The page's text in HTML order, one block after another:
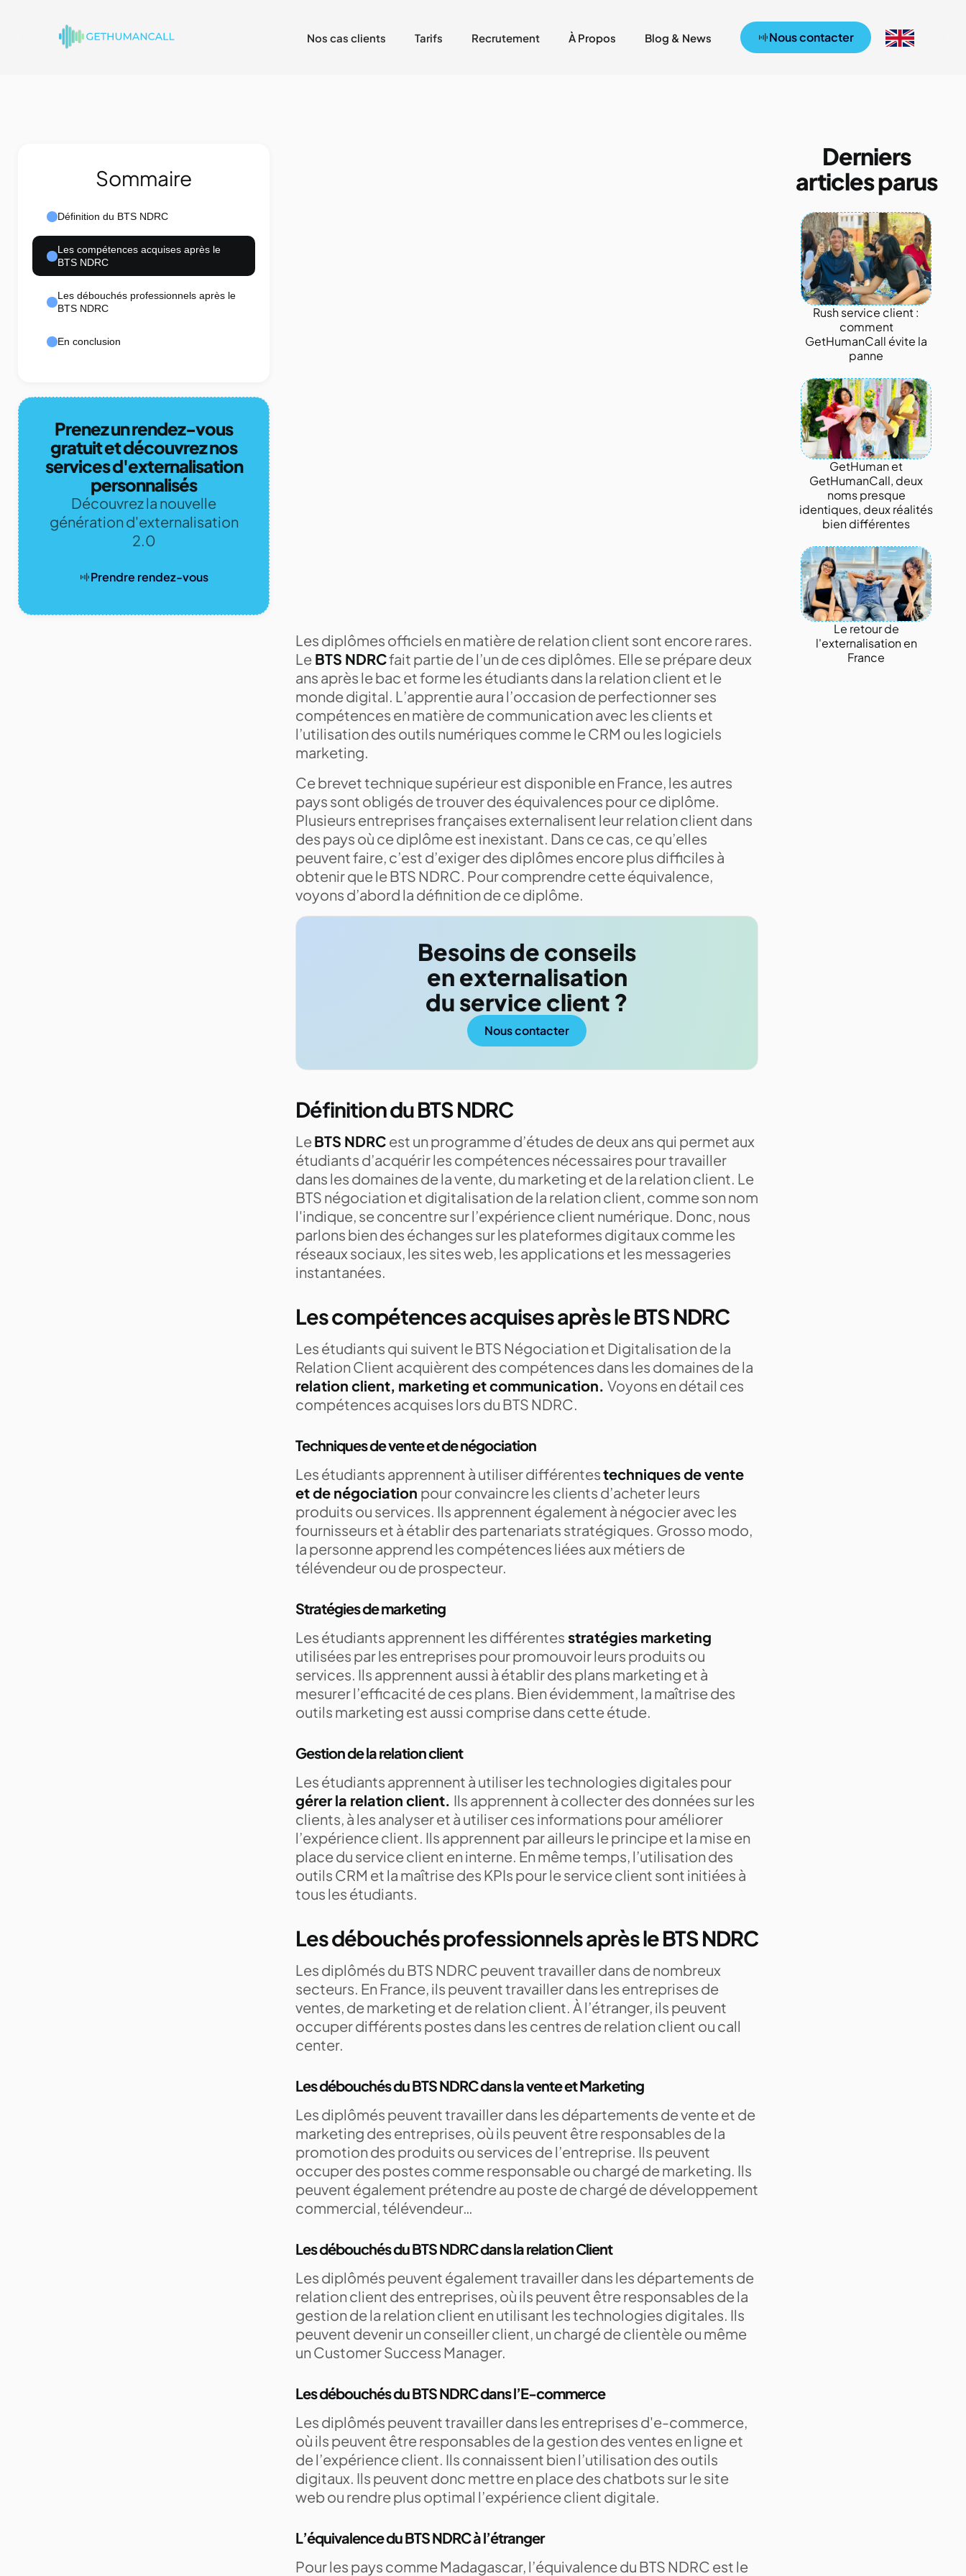
Nos cas clients Tarifs Recrutement À Propos Blog & News Nous contacter
Sommaire
Définition du BTS NDRC
Les compétences acquises après le
BTS NDRC
Les débouchés professionnels après le
BTS NDRC
En conclusion
Prenez un rendez-vous
gratuit et découvrez nos
services d'externalisation
personnalisés
Découvrez la nouvelle
génération d'externalisation
2.0
Prendre rendez-vous
Derniers
articles parus
Rush service client :
comment
GetHumanCall évite la
panne
GetHuman et
GetHumanCall, deux
noms presque
identiques, deux réalités
bien différentes
Le retour de
l'externalisation en
France
Les diplômes officiels en matière de relation client sont encore rares.
Le BTS NDRCfait partie de l’un de ces diplômes. Elle se prépare deux
ans après le bac et forme les étudiants dans la relation client et le
monde digital. L’apprentie aura l’occasion de perfectionner ses
compétences en matière de communication avec les clients et
l’utilisation des outils numériques comme le CRM ou les logiciels
marketing.
Ce brevet technique supérieur est disponible en France, les autres
pays sont obligés de trouver des équivalences pour ce diplôme.
Plusieurs entreprises françaises externalisent leur relation client dans
des pays où ce diplôme est inexistant. Dans ce cas, ce qu’elles
peuvent faire, c’est d’exiger des diplômes encore plus difficiles à
obtenir que le BTS NDRC. Pour comprendre cette équivalence,
voyons d’abord la définition de ce diplôme.
Besoins de conseils
en externalisation
du service client ?
Nous contacter
Définition du BTS NDRC
LeBTS NDRC est un programme d’études de deux ans qui permet aux
étudiants d’acquérir les compétences nécessaires pour travailler
dans les domaines de la vente, du marketing et de la relation client. Le
BTS négociation et digitalisation de la relation client, comme son nom
l'indique, se concentre sur l’expérience client numérique. Donc, nous
parlons bien des échanges sur les plateformes digitaux comme les
réseaux sociaux, les sites web, les applications et les messageries
instantanées.
Les compétences acquises après le BTS NDRC
Les étudiants qui suivent le BTS Négociation et Digitalisation de la
Relation Client acquièrent des compétences dans les domaines de la
relation client, marketing et communication. Voyons en détail ces
compétences acquises lors du BTS NDRC.
Techniques de vente et de négociation
Les étudiants apprennent à utiliser différentestechniques de vente
et de négociation pour convaincre les clients d’acheter leurs
produits ou services. Ils apprennent également à négocier avec les
fournisseurs et à établir des partenariats stratégiques. Grosso modo,
la personne apprend les compétences liées aux métiers de
télévendeur ou de prospecteur.
Stratégies de marketing
Les étudiants apprennent les différentes stratégies marketing
utilisées par les entreprises pour promouvoir leurs produits ou
services. Ils apprennent aussi à établir des plans marketing et à
mesurer l’efficacité de ces plans. Bien évidemment, la maîtrise des
outils marketing est aussi comprise dans cette étude.
Gestion de la relation client
Les étudiants apprennent à utiliser les technologies digitales pour
gérer la relation client. Ils apprennent à collecter des données sur les
clients, à les analyser et à utiliser ces informations pour améliorer
l’expérience client. Ils apprennent par ailleurs le principe et la mise en
place du service client en interne. En même temps, l’utilisation des
outils CRM et la maîtrise des KPIs pour le service client sont initiées à
tous les étudiants.
Les débouchés professionnels après le BTS NDRC
Les diplômés du BTS NDRC peuvent travailler dans de nombreux
secteurs. En France, ils peuvent travailler dans les entreprises de
ventes, de marketing et de relation client. À l’étranger, ils peuvent
occuper différents postes dans les centres de relation client ou call
center.
Les débouchés du BTS NDRC dans la vente et Marketing
Les diplômés peuvent travailler dans les départements de vente et de
marketing des entreprises, où ils peuvent être responsables de la
promotion des produits ou services de l’entreprise. Ils peuvent
occuper des postes comme responsable ou chargé de marketing. Ils
peuvent également prétendre au poste de chargé de développement
commercial, télévendeur…
Les débouchés du BTS NDRC dans la relation Client
Les diplômés peuvent également travailler dans les départements de
relation client des entreprises, où ils peuvent être responsables de la
gestion de la relation client en utilisant les technologies digitales. Ils
peuvent devenir un conseiller client, un chargé de clientèle ou même
un Customer Success Manager.
Les débouchés du BTS NDRC dans l’E-commerce
Les diplômés peuvent travailler dans les entreprises d'e-commerce,
où ils peuvent être responsables de la gestion des ventes en ligne et
de l’expérience client. Ils connaissent bien l’utilisation des outils
digitaux. Ils peuvent donc mettre en place des chatbots sur le site
web ou rendre plus optimal l’expérience client digitale.
L’équivalence du BTS NDRC à l’étranger
Pour les pays comme Madagascar, l’équivalence du BTS NDRC est le